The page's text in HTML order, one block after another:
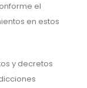
el
en estos
y decretos